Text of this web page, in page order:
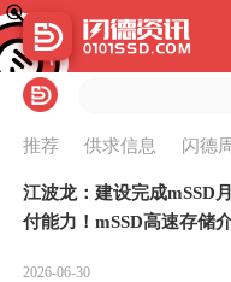
推荐 供求信息 闪德
江波龙：建设完成mSSD
付能力！mSSD高速存储
2026-06-30